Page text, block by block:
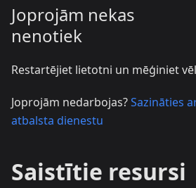
Joprojām nekas
nenotiek
Restartējiet lietotni un mēģiniet
Joprojām nedarbojas?Sazināties
atbalsta dienestu
Saistītie resursi